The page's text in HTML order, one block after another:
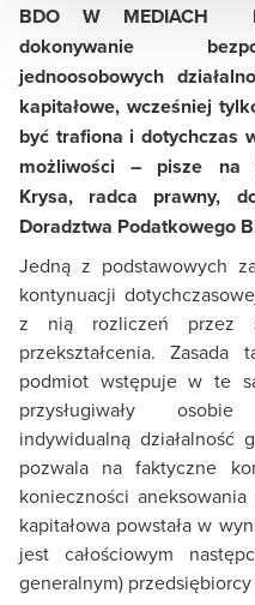
BDO W MEDIACH
dokonywanie
jednoosobowych
kapitałowe, wcześniej
być trafiona i dotychczas
możliwości – pisze na
Krysa, radca prawny,
Doradztwa Podatkowego
Jedną z podstawowych
kontynuacji
z nią rozliczeń przez
przekształcenia.
podmiot wstępuje w te
przysługiwały
indywidualną działalność
pozwala na faktyczne
konieczności
kapitałowa powstała w
jest całościowym
generalnym)